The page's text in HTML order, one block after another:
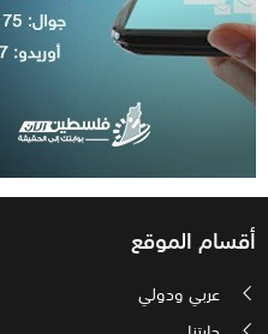
أقسام الموقع
عربي ودولي